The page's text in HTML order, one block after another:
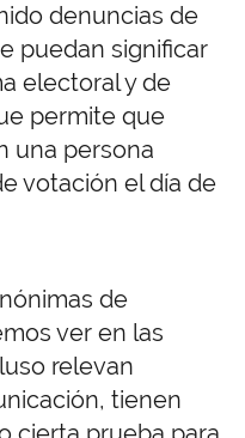
denuncias de
puedan significar
electoral y de
permite que
una persona
votación el día de
de
ver en las
relevan
tienen